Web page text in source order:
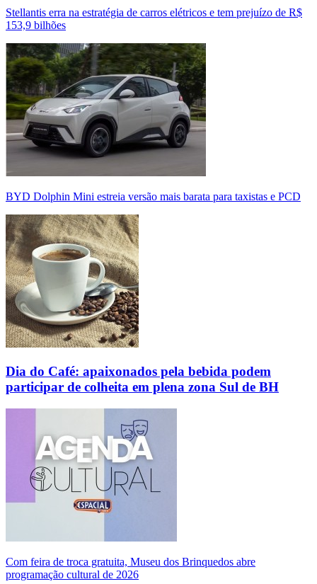
Stellantis erra na estratégia de carros elétricos e tem prejuízo de R$
153,9 bilhões
BYD Dolphin Mini estreia versão mais barata para taxistas e PCD
Dia do Café: apaixonados pela bebida podem
participar de colheita em plena zona Sul de BH
Com feira de troca gratuita, Museu dos Brinquedos abre
programação cultural de 2026